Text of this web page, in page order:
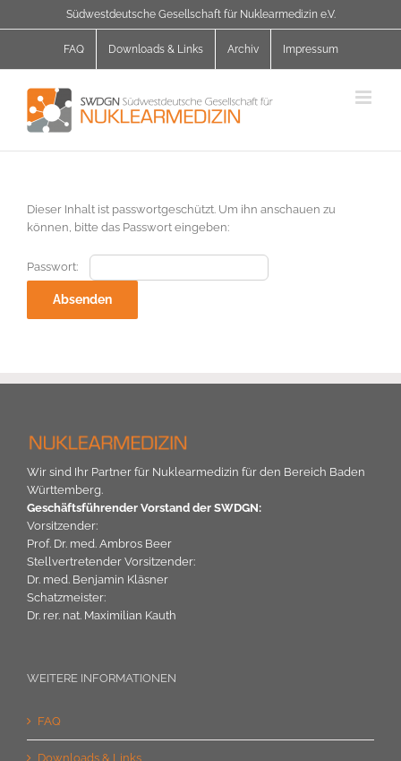
Inhalt
Südwestdeutsche Gesellschaft für Nuklearmedizin e.V.
FAQ Downloads & Links Archiv Impressum
Dieser Inhalt ist passwortgeschützt. Um ihn anschauen zu
können, bitte das Passwort eingeben:
Passwort:
Wir sind Ihr Partner für Nuklearmedizin für den Bereich Baden
Württemberg.
Geschäftsführender Vorstand der SWDGN:
Vorsitzender:
Prof. Dr. med. Ambros Beer
Stellvertretender Vorsitzender:
Dr. med. Benjamin Kläsner
Schatzmeister:
Dr. rer. nat. Maximilian Kauth
WEITERE INFORMATIONEN
FAQ
Downloads & Links